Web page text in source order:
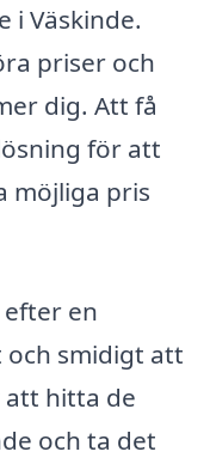
i Väskinde.
priser och
dig. Att få
för att
möjliga pris
en
och smidigt att
hitta de
och ta det